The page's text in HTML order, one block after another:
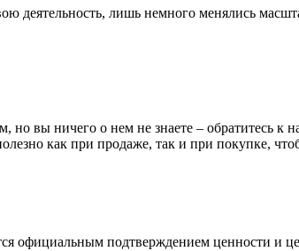
деятельность, лишь немного менялись
но вы ничего о нем не знаете – обратитесь
как при продаже, так и при покупке,
официальным подтверждением ценности и